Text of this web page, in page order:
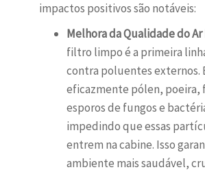
impactos positivos são notáveis:
Melhora da Qualidade do
filtro limpo é a primeira
contra poluentes externos.
eficazmente pólen, poeira,
esporos de fungos e
impedindo que essas
entrem na cabine. Isso
ambiente mais saudável,